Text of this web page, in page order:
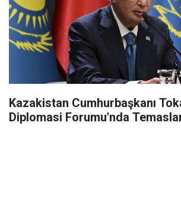
Kazakistan Cumhurbaşkanı
Diplomasi Forumu'nda